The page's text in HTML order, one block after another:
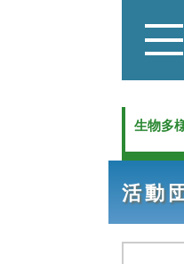
生物多
活動